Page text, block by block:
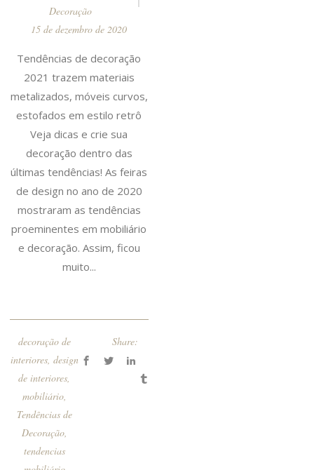
Decoração
15 de dezembro de 2020
Tendências de decoração
2021 trazem materiais
metalizados, móveis curvos,
estofados em estilo retrô
Veja dicas e crie sua
decoração dentro das
últimas tendências! As feiras
de design no ano de 2020
mostraram as tendências
proeminentes em mobiliário
e decoração. Assim, ficou
muito...
decoração de
interiores, design
de interiores,
mobiliário,
Tendências de
Decoração,
tendencias
Share: